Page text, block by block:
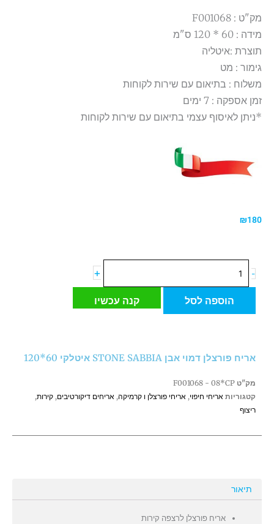
מק"ט : F001068
מידה : 60 * 120 ס"מ
תוצרת :איטליה
גימור : מט
משלוח : בתיאום עם שירות לקוחות
זמן אספקה : 7 ימים
*ניתן לאיסוף עצמי בתיאום עם שירות לקוחות
₪180
-
של
פורצלן
SABBIA
60*120
+
הוספה לסל קנה עכשיו
אריח פורצלן דמוי אבן STONE SABBIA איטלקי 60*120
מק"ט F001068 - 08*CP
קטגוריות אריחי חיפוי, אריחי פורצלן ו קרמיקה, אריחים דיקורטיבים, קירות,
ריצוף
תיאור
אריח פורצלן לרצפה קירות